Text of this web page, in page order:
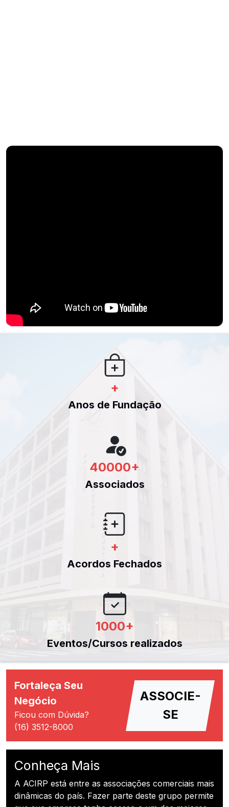
+
Anos de Fundação
40000+
Associados
+
Acordos Fechados
1000+
Eventos/Cursos realizados
Fortaleça Seu
Negócio
Ficou com Dúvida?
(16) 3512-8000
ASSOCIE-
SE
Conheça Mais
A ACIRP está entre as associações comerciais mais
dinâmicas do país. Fazer parte deste grupo permite